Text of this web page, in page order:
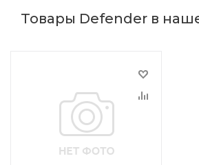
Товары Defender в